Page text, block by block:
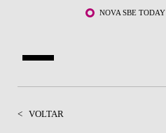
Saltar para o conteúdo principalNOVA SBE TODAY
< VOLTAR